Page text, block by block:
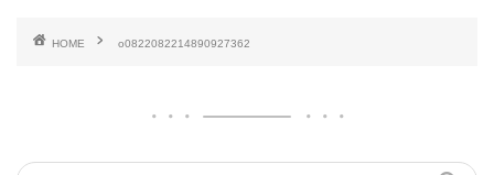
HOME o0822082214890927362